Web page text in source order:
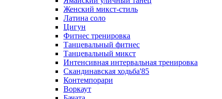
Женский микст-стиль
Латина соло
Цигун
Фитнес тренировка
Танцевальный фитнес
Танцевальный микст
Интенсивная интервальная тренировка
Скандинавская ходьба'85
Контемпорари
Воркаут